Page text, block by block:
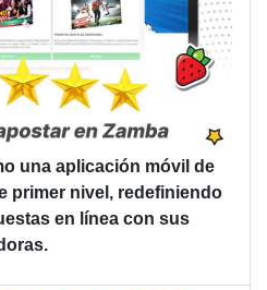
una aplicación móvil de
primer nivel, redefiniendo
en línea con sus